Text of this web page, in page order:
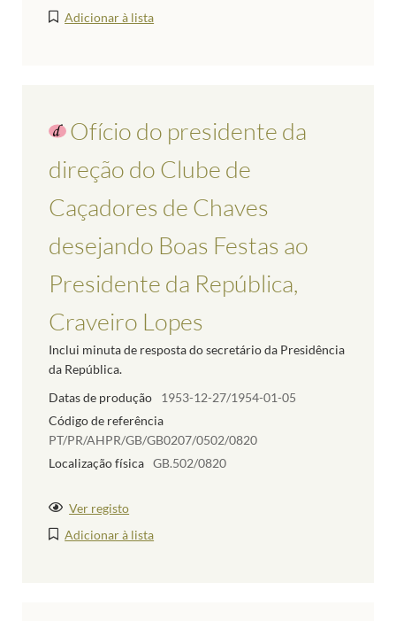
Adicionar à lista
Ofício do presidente da
direção do Clube de
Caçadores de Chaves
desejando Boas Festas ao
Presidente da República,
Craveiro Lopes
Inclui minuta de resposta do secretário da Presidência
da República.
Datas de produção
1953-12-27/1954-01-05
Código de referência
PT/PR/AHPR/GB/GB0207/0502/0820
Localização física GB.502/0820
Ver registo
Adicionar à lista